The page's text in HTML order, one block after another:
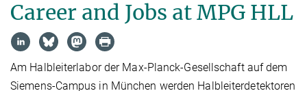
Career and Jobs at MPG HLL
Am Halbleiterlabor der Max-Planck-Gesellschaft auf dem
Siemens-Campus in München werden Halbleiterdetektoren